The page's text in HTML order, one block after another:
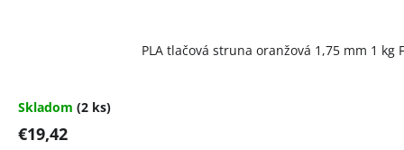
PLA tlačová struna oranžová 1,75 mm 1 kg
Skladom (2 ks)
€19,42